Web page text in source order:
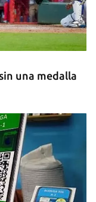
de agosto de
una medalla